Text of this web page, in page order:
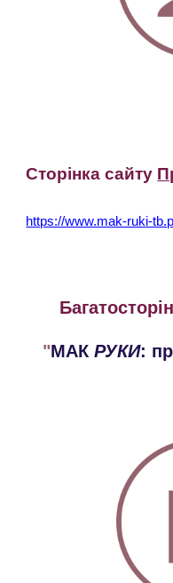
Сторінка сайту
https://www.mak-ruki-
"МАК РУКИ: